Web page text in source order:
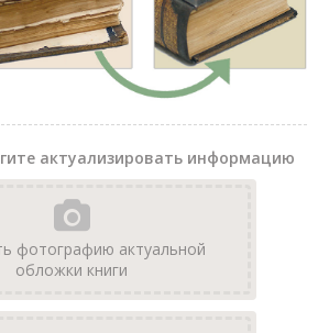
актуализировать информацию
фотографию актуальной
обложки книги